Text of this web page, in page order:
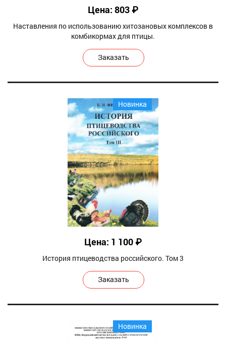
Цена: 803 ₽
Наставления по использованию хитозановых комплексов в
комбикормах для птицы.
Заказать
Новинка
Цена: 1 100 ₽
История птицеводства российского. Том 3
Заказать
Новинка